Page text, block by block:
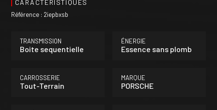
CARACTÉRISTIQUES
Référence : 2iepbxsb
TRANSMISSION
Boite sequentielle
ÉNERGIE
Essence sans plomb
CARROSSERIE
Tout-Terrain
MARQUE
PORSCHE